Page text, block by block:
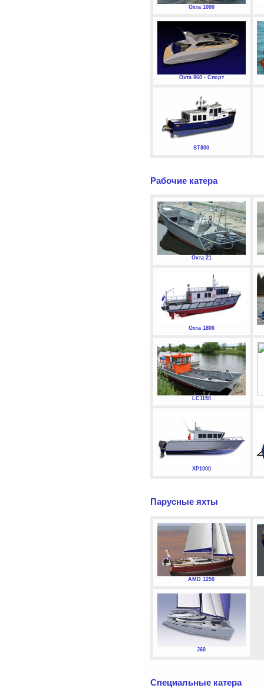
Охта 1000
Охта 860 - Спорт
ST800
Рабочие катера
Охта 21
Охта 1800
LC1150
XP1000
Парусные яхты
AMD 1250
J60
Специальные катера